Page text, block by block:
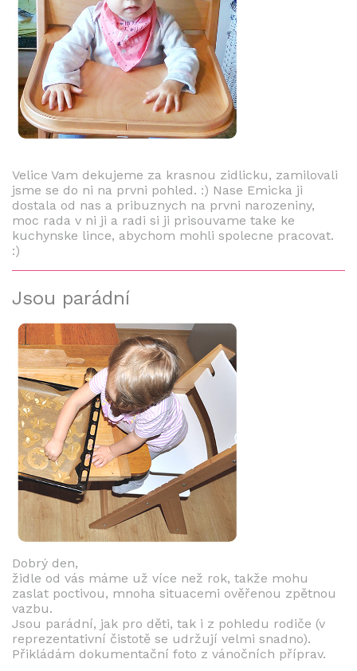
Velice Vam dekujeme za krasnou zidlicku, zamilovali
jsme se do ni na prvni pohled. :) Nase Emicka ji
dostala od nas a pribuznych na prvni narozeniny,
moc rada v ni ji a radi si ji prisouvame take ke
kuchynske lince, abychom mohli spolecne pracovat.
:)
Jsou parádní
Dobrý den,
židle od vás máme už více než rok, takže mohu
zaslat poctivou, mnoha situacemi ověřenou zpětnou
vazbu.
Jsou parádní, jak pro děti, tak i z pohledu rodiče (v
reprezentativní čistotě se udržují velmi snadno).
Přikládám dokumentační foto z vánočních příprav.